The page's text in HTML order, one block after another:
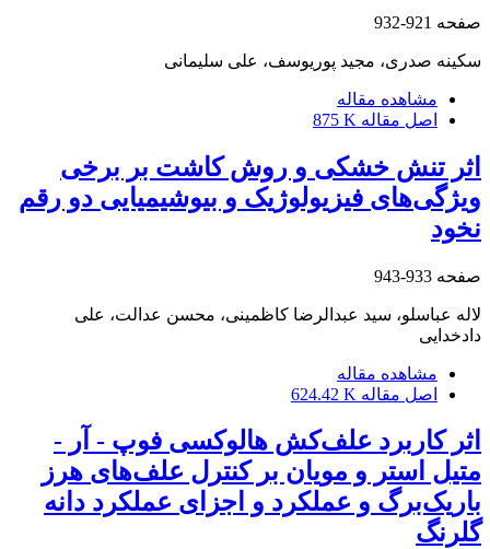
صفحه 921-932
سکینه صدری، مجید پوریوسف، علی سلیمانی
مشاهده مقاله
اصل مقاله 875 K
اثر تنش خشکی و روش کاشت بر برخی
ویژگی‌های فیزیولوژیک و بیوشیمیایی دو رقم
نخود
صفحه 933-943
لاله عباسلو، سید عبدالرضا کاظمینی، محسن عدالت، علی
دادخدایی
مشاهده مقاله
اصل مقاله 624.42 K
اثر کاربرد علف‌کش هالوکسی فوپ - آر -
متیل استر و مویان بر کنترل علف‌های هرز
باریک‌برگ و عملکرد و اجزای عملکرد دانه
گلرنگ